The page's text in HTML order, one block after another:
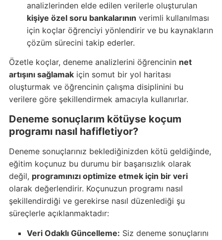
analizlerinden elde edilen verilerle oluşturulan
kişiye özel soru bankalarının verimli kullanılması
için koçlar öğrenciyi yönlendirir ve bu kaynakların
çözüm sürecini takip ederler.
Özetle koçlar, deneme analizlerini öğrencinin net
artışını sağlamakiçin somut bir yol haritası
oluşturmak ve öğrencinin çalışma disiplinini bu
verilere göre şekillendirmek amacıyla kullanırlar.
Deneme sonuçlarım kötüyse koçum
programı nasıl hafifletiyor?
Deneme sonuçlarınız beklediğinizden kötü geldiğinde,
eğitim koçunuz bu durumu bir başarısızlık olarak
değil, programınızı optimize etmek için bir veri
olarak değerlendirir. Koçunuzun programı nasıl
şekillendirdiği ve gerekirse nasıl düzenlediği şu
süreçlerle açıklanmaktadır:
Veri Odaklı Güncelleme: Siz deneme sonuçlarını